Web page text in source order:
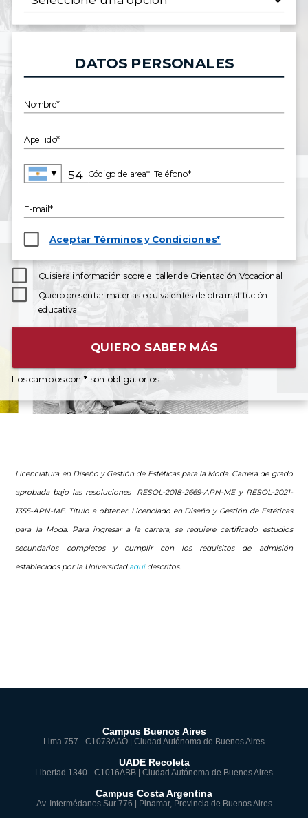
DATOS PERSONALES
Nombre*
Apellido*
▼ Código de area* Teléfono*
E-mail*
Aceptar Términos y Condiciones*
Quisiera información sobre el taller de Orientación Vocacional
Quiero presentar materias equivalentes de otra institución
educativa
QUIERO SABER MÁS
Los campos con* son obligatorios
Licenciatura en Diseño y Gestión de Estéticas para la Moda. Carrera de grado
aprobada bajo las resoluciones _RESOL-2018-2669-APN-ME y RESOL-2021-
1355-APN-ME. Título a obtener: Licenciado en Diseño y Gestión de Estéticas
para la Moda. Para ingresar a la carrera, se requiere certificado estudios
secundarios completos y cumplir con los requisitos de admisión
establecidos por la Universidad aquídescritos.
Campus Buenos Aires
Lima 757 - C1073AAO | Ciudad Autónoma de Buenos Aires
UADE Recoleta
Libertad 1340 - C1016ABB | Ciudad Autónoma de Buenos Aires
Campus Costa Argentina
Av. Intermédanos Sur 776 | Pinamar, Provincia de Buenos Aires